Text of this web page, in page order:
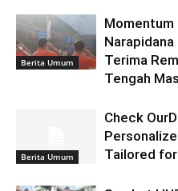
Berita Umum
Momentum
Terima
Tengah
Berita Umum
Check
Tailored for